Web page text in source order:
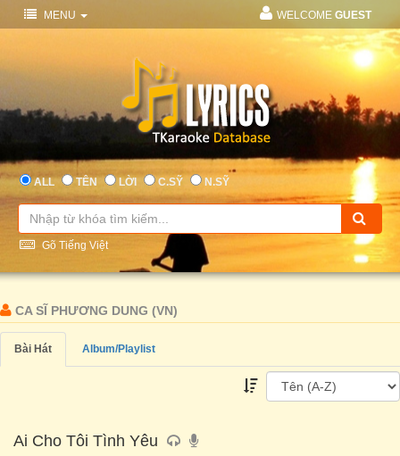
MENU WELCOME GUEST
ALL TÊN LỜI C.SỸ N.SỸ
Gõ Tiếng Việt
CA SĨ PHƯƠNG DUNG (VN)
Bài Hát Album/Playlist
Ai Cho Tôi Tình Yêu